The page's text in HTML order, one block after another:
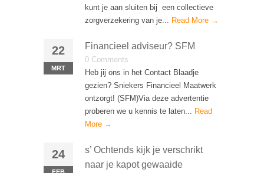
kunt je aan sluiten bij een collectieve
zorgverzekering van je... Read More →
22
MRT
Financieel adviseur? SFM
0 Comments
Heb jij ons in het Contact Blaadje
gezien? Sniekers Financieel Maatwerk
ontzorgt! (SFM)Via deze advertentie
proberen we u kennis te laten... Read
More →
24
s’ Ochtends kijk je verschrikt
naar je kapot gewaaide